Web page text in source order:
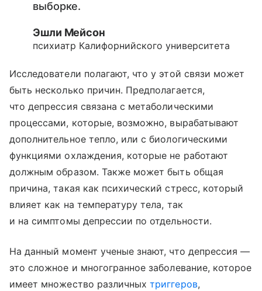
выборке.
Эшли Мейсон
психиатр Калифорнийского университета
Исследователи полагают, что у этой связи может
быть несколько причин. Предполагается,
что депрессия связана с метаболическими
процессами, которые, возможно, вырабатывают
дополнительное тепло, или с биологическими
функциями охлаждения, которые не работают
должным образом. Также может быть общая
причина, такая как психический стресс, который
влияет как на температуру тела, так
и на симптомы депрессии по отдельности.
На данный момент ученые знают, что депрессия —
это сложное и многогранное заболевание, которое
имеет множество различныхтриггеров,